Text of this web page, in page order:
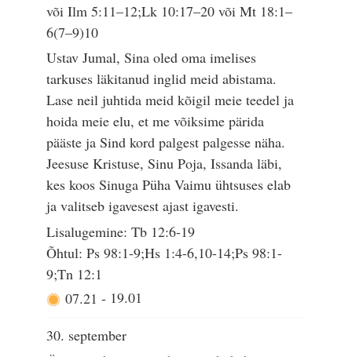
või Ilm 5:11–12;Lk 10:17–20 või Mt 18:1–
6(7–9)10
Ustav Jumal, Sina oled oma imelises
tarkuses läkitanud inglid meid abistama.
Lase neil juhtida meid kõigil meie teedel ja
hoida meie elu, et me võiksime pärida
pääste ja Sind kord palgest palgesse näha.
Jeesuse Kristuse, Sinu Poja, Issanda läbi,
kes koos Sinuga Püha Vaimu ühtsuses elab
ja valitseb igavesest ajast igavesti.
Lisalugemine: Tb 12:6-19
Õhtul: Ps 98:1-9;Hs 1:4-6,10-14;Ps 98:1-
9;Tn 12:1
07.21 - 19.01
30. september